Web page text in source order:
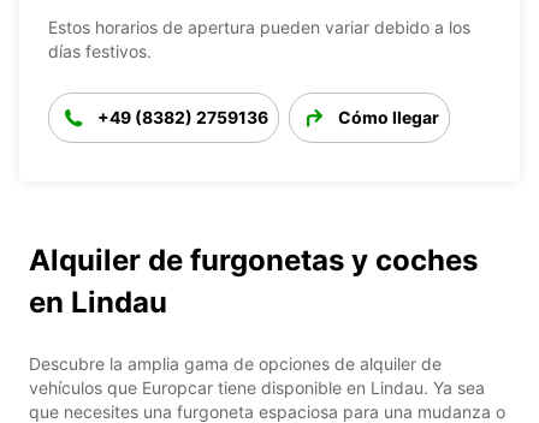
Estos horarios de apertura pueden variar debido a los
días festivos.
+49 (8382) 2759136 Cómo llegar
Alquiler de furgonetas y coches
en Lindau
Descubre la amplia gama de opciones de alquiler de
vehículos que Europcar tiene disponible en Lindau. Ya sea
que necesites una furgoneta espaciosa para una mudanza o